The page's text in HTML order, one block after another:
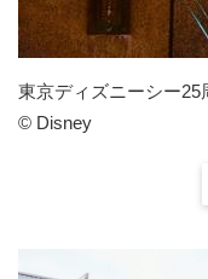
東京ディズニーシー
© Disney